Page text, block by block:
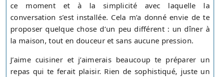
ce moment et à la simplicité avec laquelle la
conversation s’est installée. Cela m’a donné envie de te
proposer quelque chose d’un peu différent : un dîner à
la maison, tout en douceur et sans aucune pression.
J’aime cuisiner et j’aimerais beaucoup te préparer un
repas qui te ferait plaisir. Rien de sophistiqué, juste un